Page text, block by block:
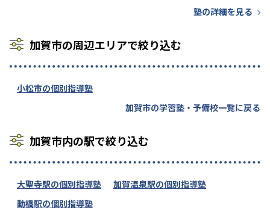
塾の詳細を見る
加賀市の周辺エリアで絞り込む
小松市の個別指導塾
加賀市の学習塾・予備校一覧に戻る
加賀市内の駅で絞り込む
大聖寺駅の個別指導塾
加賀温泉駅の個別指導塾
動橋駅の個別指導塾